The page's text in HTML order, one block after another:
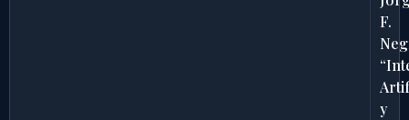
F.
y